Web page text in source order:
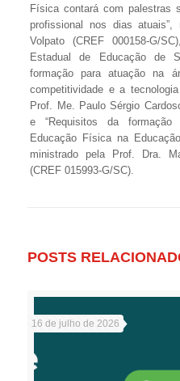
Física contará com palestras
profissional nos dias
Volpato (CREF 000158-G/
Estadual de Educação de
formação para atuação na
competitividade e a
Prof. Me. Paulo Sérgio
e “Requisitos da
Educação Física na
ministrado pela Prof. Dra.
(CREF 015993-G/SC).
POSTS
16 de julho de 2026